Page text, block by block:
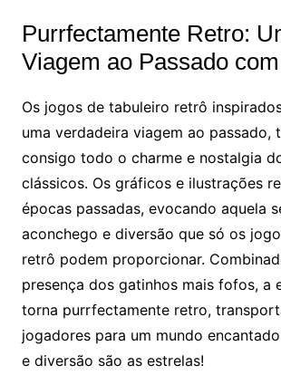
Purrfectamente Retro:
Viagem ao Passado
Os jogos de tabuleiro retrô
uma verdadeira viagem ao passado,
consigo todo o charme e nostalgia
clássicos. Os gráficos e ilustrações
épocas passadas, evocando aquela
aconchego e diversão que só os
retrô podem proporcionar.
presença dos gatinhos mais fofos, a
torna purrfectamente retro,
jogadores para um mundo
e diversão são as estrelas!